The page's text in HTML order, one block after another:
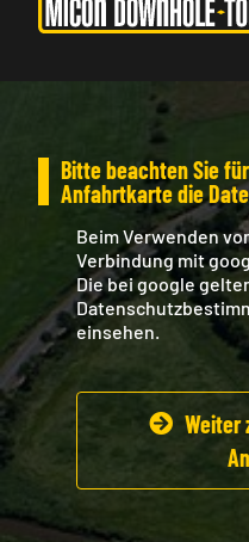
Bitte beachten Sie
Anfahrtkarte die
Beim Verwenden
Verbindung mit
Die bei google
einsehen.
Weiter